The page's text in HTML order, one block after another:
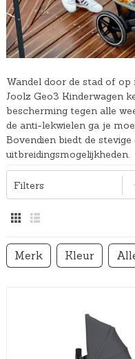
Wandel door de stad of op
Joolz Geo3 Kinderwagen
bescherming tegen alle
de anti-lekwielen ga je
Bovendien biedt de
uitbreidingsmogelijkheden.
Filters
Merk Kleur